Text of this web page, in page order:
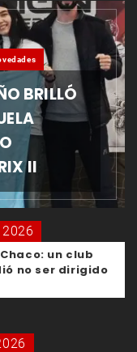
BRILLÓ
II
un club
no ser dirigido